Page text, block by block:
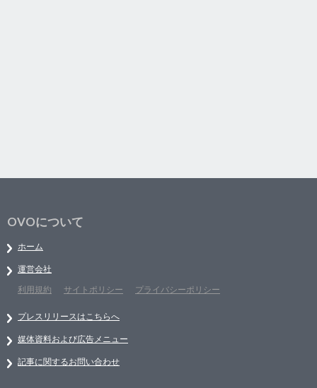
OVOについて
ホーム
運営会社
利用規約
サイトポリシー プライバシーポリシー
プレスリリースはこちらへ
媒体資料および広告メニュー
記事に関するお問い合わせ